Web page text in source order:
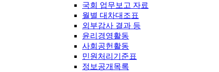
국회 업무보고 자료
월별 대차대조표
외부감사 결과 등
윤리경영활동
사회공헌활동
민원처리기준표
정보공개목록